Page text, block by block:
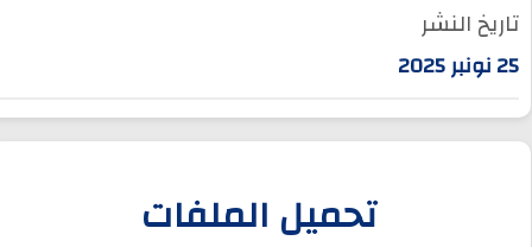
تاريخ النشر
25 نونبر 2025
تحميل الملفات